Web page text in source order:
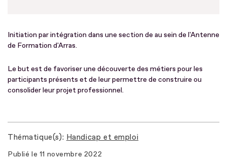
Initiation par intégration dans une section de au sein de l'Antenne
de Formation d'Arras.
Le but est de favoriser une découverte des métiers pour les
participants présents et de leur permettre de construire ou
consolider leur projet professionnel.
Thématique(s) Handicap et emploi
Publié le 11 novembre 2022